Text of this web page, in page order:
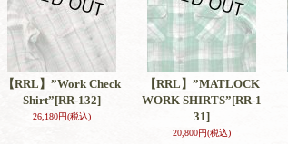
【RRL】”Work Check
Shirt”[RR-132]
26,180円(税込)
【RRL】”MATLOCK
WORK SHIRTS”[RR-1
31]
20,800円(税込)